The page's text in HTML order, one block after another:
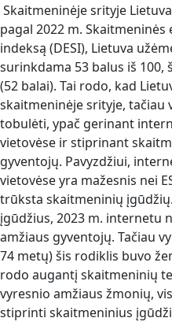
Skaitmeninėje srityje
pagal 2022 m.
indeksą (DESI), Lietuva
surinkdama 53 balus iš 100,
(52 balai). Tai rodo, kad
skaitmeninėje srityje, tačiau
tobulėti, ypač gerinant
vietovėse ir stiprinant
gyventojų. Pavyzdžiui,
vietovėse yra mažesnis nei
trūksta skaitmeninių
įgūdžius, 2023 m. internetu
amžiaus gyventojų. Tačiau
74 metų) šis rodiklis buvo
rodo augantį skaitmeninių
vyresnio amžiaus žmonių,
stiprinti skaitmeninius